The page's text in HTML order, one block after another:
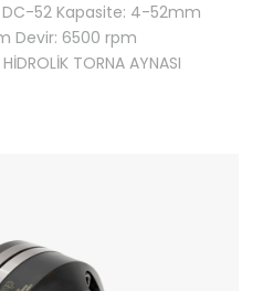
DC-52 Kapasite: 4-52mm
Devir: 6500 rpm
TORNA AYNASI